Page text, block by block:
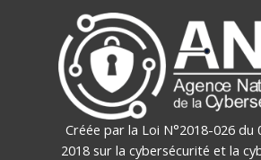
Créée par la Loi N°2018-026 du
2018 sur la cybersécurité et la